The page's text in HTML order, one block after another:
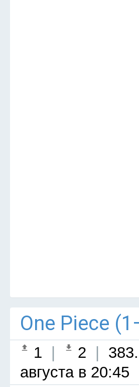
One Piece
1 2
августа в 20:45